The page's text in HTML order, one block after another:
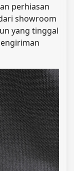
perhiasan
showroom
yang tinggal